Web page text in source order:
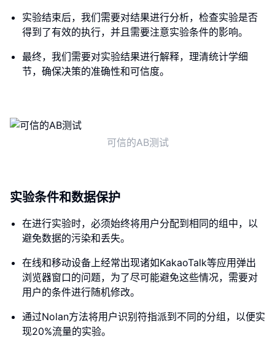
实验结束后，我们需要对结果进行分析，检查实验是否
得到了有效的执行，并且需要注意实验条件的影响。
最终，我们需要对实验结果进行解释，理清统计学细
节，确保决策的准确性和可信度。
可信的AB测试
实验条件和数据保护
在进行实验时，必须始终将用户分配到相同的组中，以
避免数据的污染和丢失。
在线和移动设备上经常出现诸如KakaoTalk等应用弹出
浏览器窗口的问题，为了尽可能避免这些情况，需要对
用户的条件进行随机修改。
通过Nolan方法将用户识别符指派到不同的分组，以便实
现20%流量的实验。